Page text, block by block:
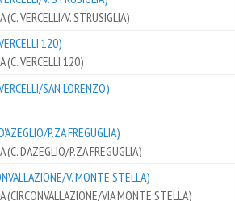
(C. VERCELLI/V. STRUSIGLIA)
120)
(C. VERCELLI 120)
SAN LORENZO)
P.ZA FREGUGLIA)
(C. D'AZEGLIO/P.ZA FREGUGLIA)
V. MONTE STELLA)
(CIRCONVALLAZIONE/VIA MONTE STELLA)